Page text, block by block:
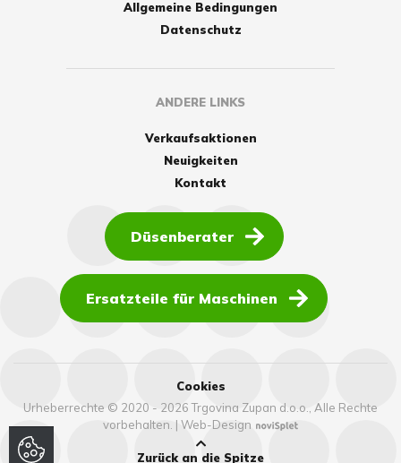
Allgemeine Bedingungen
Datenschutz
ANDERE LINKS
Verkaufsaktionen
Neuigkeiten
Kontakt
Düsenberater
Ersatzteile für Maschinen
Cookies
Urheberrechte © 2020 - 2026 Trgovina Zupan d.o.o., Alle Rechte
vorbehalten. | Web-Design
Zurück an die Spitze